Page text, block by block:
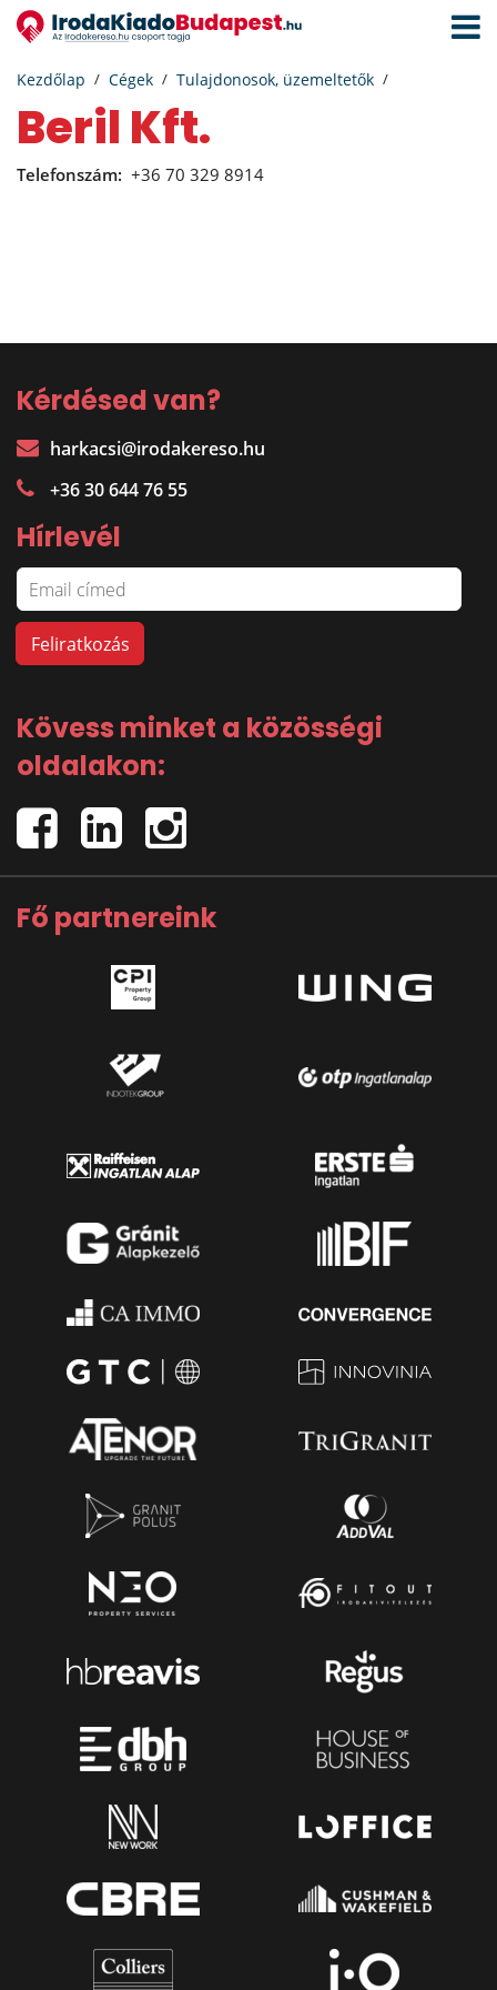
Kezdőlap Cégek Tulajdonosok, üzemeltetők
Beril Kft.
Telefonszám: +36 70 329 8914
Kérdésed van?
harkacsi@irodakereso.hu
+36 30 644 76 55
Hírlevél
Kövess minket a közösségi
oldalakon:
Fő partnereink